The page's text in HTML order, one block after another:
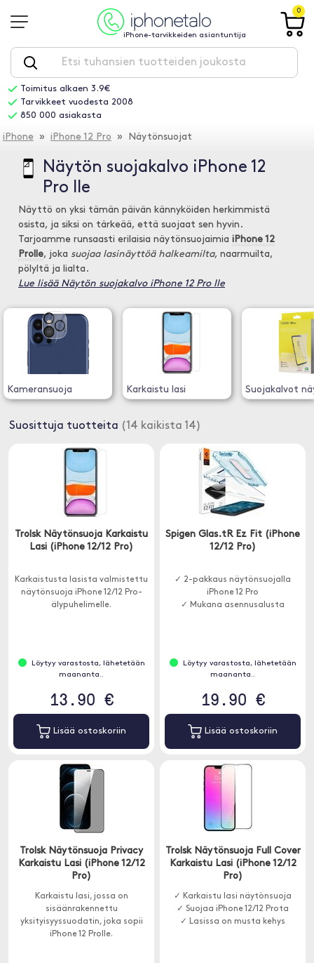
iPhone-tarvikkeiden asiantuntija
0
Toimitus alkaen 3.9€
Tarvikkeet vuodesta 2008
850 000 asiakasta
iPhone » iPhone 12 Pro » Näytönsuojat
Näytön suojakalvo iPhone 12
Pro lle
Näyttö on yksi tämän päivän kännyköiden herkimmistä
osista, ja siksi on tärkeää, että suojaat sen hyvin.
Tarjoamme runsaasti erilaisia näytönsuojaimia iPhone 12
Prolle, joka suojaa lasinäyttöä halkeamilta, naarmuilta,
pölyltä ja lialta.
Lue lisää Näytön suojakalvo iPhone 12 Pro lle
Kameransuoja Karkaistu lasi Suojakalvot
Suosittuja tuotteita (14 kaikista 14)
Trolsk Näytönsuoja Karkaistu
Lasi (iPhone 12/12 Pro)
Karkaistusta lasista valmistettu
näytönsuoja iPhone 12/12 Pro-
älypuhelimelle.
Löytyy varastosta, lähetetään
maananta..
13.90 €
Lisää ostoskoriin
Spigen Glas.tR Ez Fit (iPhone
12/12 Pro)
✓ 2-pakkaus näytönsuojalla
iPhone 12 Pro
✓ Mukana asennusalusta
Löytyy varastosta, lähetetään
maananta..
19.90 €
Lisää ostoskoriin
Trolsk Näytönsuoja Privacy
Karkaistu Lasi (iPhone 12/12
Pro)
Karkaistu lasi, jossa on
sisäänrakennettu
yksityisyyssuodatin, joka sopii
iPhone 12 Prolle.
Trolsk Näytönsuoja Full Cover
Karkaistu Lasi (iPhone 12/12
Pro)
✓ Karkaistu lasi näytönsuoja
✓ Suojaa iPhone 12/12 Prota
✓ Lasissa on musta kehys